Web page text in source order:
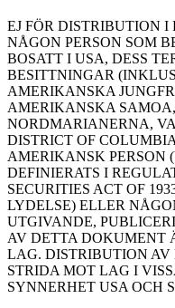
EJ FÖR DISTRIBUTION
NÅGON PERSON SOM
BOSATT I USA, DESS
BESITTNINGAR
AMERIKANSKA
AMERIKANSKA
NORDMARIANERNA,
DISTRICT OF
AMERIKANSK PERSON
DEFINIERATS I
SECURITIES ACT OF
LYDELSE) ELLER
UTGIVANDE,
AV DETTA DOKUMENT
LAG. DISTRIBUTION
STRIDA MOT LAG I
SYNNERHET USA OCH